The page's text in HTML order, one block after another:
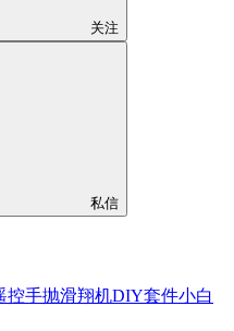
关注
私信
控手抛滑翔机DIY套件小白